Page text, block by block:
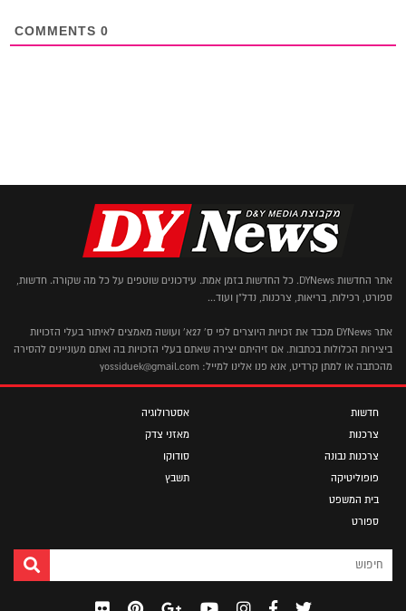
0
אתר החדשות DYNews. כל החדשות בזמן אמת. עידכונים שוטפים על כל מה שקורה. חדשות,
ספורט, רכילות, בריאות, צרכנות, נדל"ן ועוד...
אתר DYNews מכבד את זכויות היוצרים לפי ס' 27א' ועושה מאמצים לאיתור בעלי הזכויות
ביצירות הכלולות בכתבות. אם זיהיתם יצירה שאתם בעלי הזכויות בה ואתם מעוניינים להסירה
מהכתבה או למתן קרדיט, אנא פנו אלינו למייל: yossiduek@gmail.com
חדשות
צרכנות
צרכנות נבונה
פופוליטיקה
בית המשפט
ספורט
אסטרולוגיה
מאזני צדק
סודוקו
תשבץ